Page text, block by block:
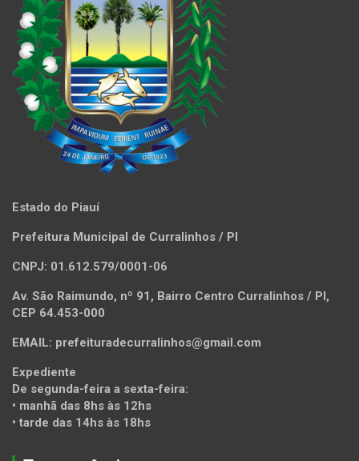
Estado do Piauí
Prefeitura Municipal de Curralinhos / PI
CNPJ: 01.612.579/0001-06
Av. São Raimundo, nº 91, Bairro Centro Curralinhos / PI,
CEP 64.453-000
EMAIL: prefeituradecurralinhos@gmail.com
Expediente
De segunda-feira a sexta-feira:
• manhã das 8hs às 12hs
• tarde das 14hs às 18hs